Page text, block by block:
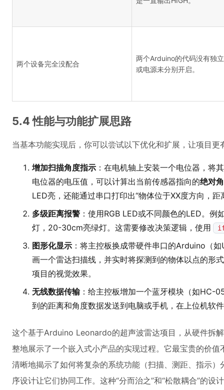
两个设备完全没配合
两个Arduino的代码没有独
或电源未分别开启。
5.4 性能与功能扩展思路
当基本功能实现后，你可以尝试以下优化和扩展，让项目更
增加扫描角度指示 ：在电机轴上安装一个电位器，将
电位器的电压值，可以计算出当前传感器指向的绝对
LED亮，还能通过串口打印出“物体位于XX度方向，距
多级距离报警 ：使用RGB LED或不同颜色的LED。
灯，20-30cm亮绿灯。这需要修改决策逻辑，使用
图形化显示 ：将主控板换成带硬件串口的Arduino（
画一个雷达扫描线，并实时将探测到的物体以点的形
项目的视觉效果。
无线数据传输：给主控板增加一个蓝牙模块（如HC-
到的距离和角度数据发送到电脑或手机，在上位机软
这个基于Arduino Leonardo的超声波雷达项目，从硬件拆
整地展示了一个嵌入式小产品的实现过程。它最宝贵的价
清晰地揭示了如何将复杂的系统功能（扫描、测距、指示
序设计让它们协同工作。这种“分而治之”和“松散耦合”的设